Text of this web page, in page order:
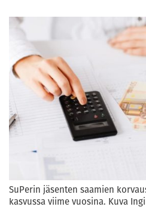
SuPerin jäsenten saamien
kasvussa viime vuosina. Kuva